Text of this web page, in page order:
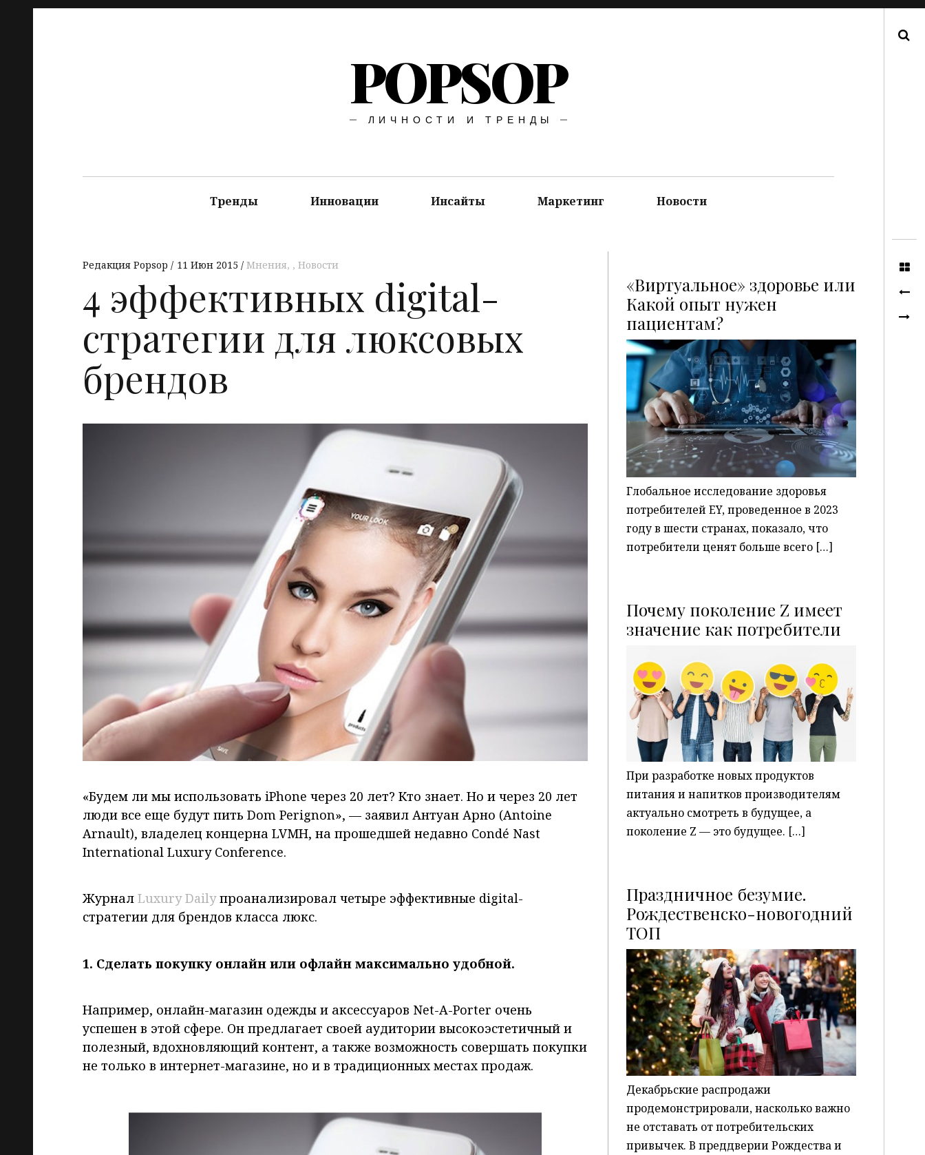
POPSOP
ЛИЧНОСТИ И ТРЕНДЫ
Тренды Инновации Инсайты Маркетинг Новости
Редакция Popsop 11 Июн 2015 Мнения, Новости
4 эффективных digital-
стратегии для люксовых
брендов
«Будем ли мы использовать iPhone через 20 лет? Кто знает. Но и через 20 лет
люди все еще будут пить Dom Perignon», — заявил Антуан Арно (Antoine
Arnault), владелец концерна LVMH, на прошедшей недавно Condé Nast
International Luxury Conference.
Журнал Luxury Dailyпроанализировал четыре эффективные digital-
стратегии для брендов класса люкс.
1. Сделать покупку онлайн или офлайн максимально удобной.
Например, онлайн-магазин одежды и аксессуаров Net-A-Porter очень
успешен в этой сфере. Он предлагает своей аудитории высокоэстетичный и
полезный, вдохновляющий контент, а также возможность совершать покупки
не только в интернет-магазине, но и в традиционных местах продаж.
«Виртуальное» здоровье или
Какой опыт нужен
пациентам?P
Глобальное исследование здоровья
потребителей EY, проведенное в 2023
году в шести странах, показало, что
потребители ценят больше всего […]
Почему поколение Z имеет
значение как потребители
P
При разработке новых продуктов
питания и напитков производителям
актуально смотреть в будущее, а
поколение Z — это будущее. […]
Праздничное безумие.
Рождественско-новогодний
ТОП
P
Декабрьские распродажи
продемонстрировали, насколько важно
не отставать от потребительских
привычек. В преддверии Рождества и